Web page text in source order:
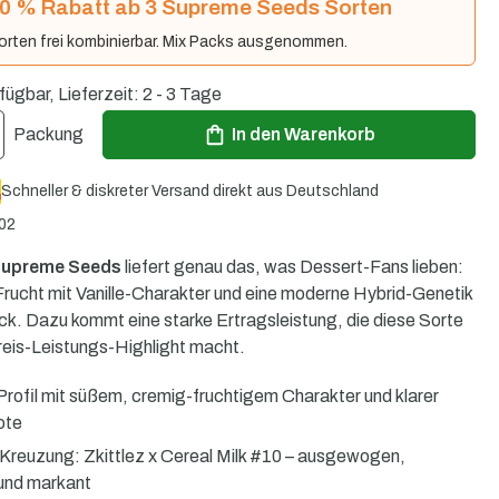
% Rabatt ab 3 Supreme Seeds Sorten
frei kombinierbar. Mix Packs ausgenommen.
Lieferzeit: 2 - 3 Tage
den gewünschten Wert ein oder benutze die Schaltflächen um die Anzahl zu
Packung In den Warenkorb
Schneller & diskreter Versand direkt aus Deutschland
Seeds liefert genau das, was Dessert-Fans lieben:
mit Vanille-Charakter und eine moderne Hybrid-Genetik
Dazu kommt eine starke Ertragsleistung, die diese Sorte
Leistungs-Highlight macht.
mit süßem, cremig-fruchtigem Charakter und klarer
Zkittlez x Cereal Milk #10 – ausgewogen,
markant